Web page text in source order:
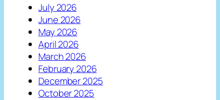
July 2026
June 2026
May 2026
April 2026
March 2026
February 2026
December 2025
October 2025